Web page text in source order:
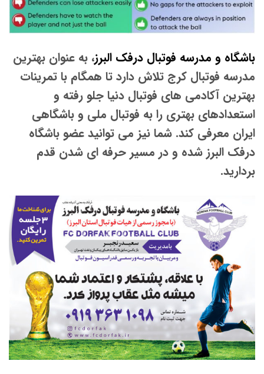
باشگاه و مدرسه فوتبال درفک البرز، به عنوان بهترین
مدرسه فوتبال کرج تلاش دارد تا همگام با تمرینات
بهترین آکادمی های فوتبال دنیا جلو رفته و
استعدادهای بهتری را به فوتبال ملی و باشگاهی
ایران معرفی کند. شما نیز می توانید عضو باشگاه
درفک البرز شده و در مسیر حرفه ای شدن قدم
بردارید.